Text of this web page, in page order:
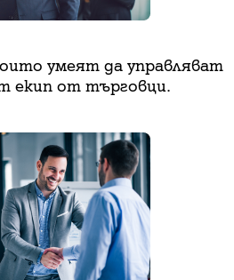
умеят да управляват
екип от търговци.